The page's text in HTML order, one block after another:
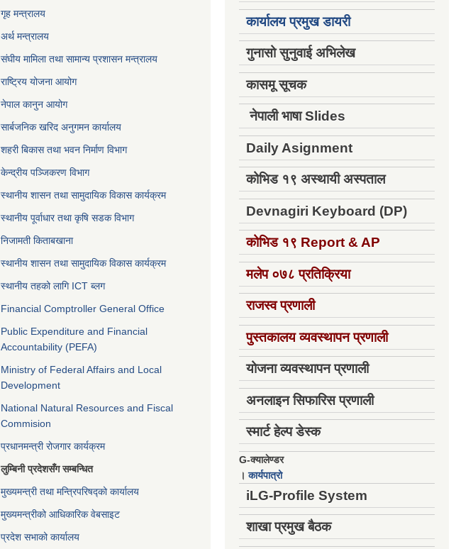
गृह मन्त्रालय
अर्थ मन्त्रालय
संघीय मामिला तथा सामान्य प्रशासन मन्त्रालय
राष्ट्रिय योजना आयोग
नेपाल कानुन आयोग
सार्बजनिक खरिद अनुगमन कार्यालय
शहरी बिकास तथा भवन निर्माण विभाग
केन्द्रीय पञ्जिकरण विभाग
स्थानीय शासन तथा सामुदायिक विकास कार्यक्रम
स्थानीय पूर्वाधार तथा कृषि सडक विभाग
निजामती किताबखाना
स्थानीय शासन तथा सामुदायिक विकास कार्यक्रम
स्थानीय तहको लागि ICT ब्लग
Financial Comptroller General Office
Public Expenditure and Financial
Accountability (PEFA)
Ministry of Federal Affairs and Local
Development
National Natural Resources and Fiscal
Commision
प्रधानमन्त्री रोजगार कार्यक्रम
लुम्बिनी प्रदेशसँग सम्बन्धित
मुख्यमन्त्री तथा मन्त्रिपरिषद्को कार्यालय
मुख्यमन्त्रीको आधिकारिक वेबसाइट
प्रदेश सभाको कार्यालय
कार्यालय प्रमुख डायरी
गुनासो सुनुवाई अभिलेख
कासमू सूचक
नेपाली भाषा Slides
Daily Asignment
कोभिड १९ अस्थायी अस्पताल
Devnagiri Keyboard (DP)
कोभिड १९ Report & AP
मलेप ०७८ प्रतिक्रिया
राजस्व प्रणाली
पुस्तकालय व्यवस्थापन प्रणाली
योजना व्यवस्थापन प्रणाली
अनलाइन सिफारिस प्रणाली
स्मार्ट हेल्प डेस्क
G-क्यालेण्डर
।कार्यपात्रो
iLG-Profile System
शाखा प्रमुख बैठक